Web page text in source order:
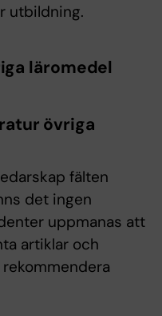
utbildning.
läromedel
övriga
fälten
det ingen
uppmanas att
artiklar och